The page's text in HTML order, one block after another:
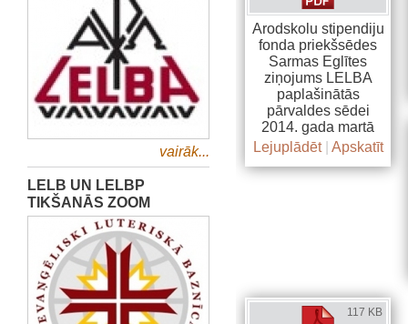
vairāk...
LELB UN LELBP
TIKŠANĀS ZOOM
Arodskolu stipendiju
fonda priekšsēdes
Sarmas Eglītes
ziņojums LELBA
paplašinātās
pārvaldes sēdei
2014. gada martā
Lejuplādēt| Apskatīt
117 KB